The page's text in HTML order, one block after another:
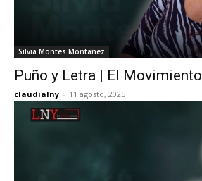
Silvia Montes Montañez
Puño y Letra | El Movimiento
claudialny - 11 agosto, 2025